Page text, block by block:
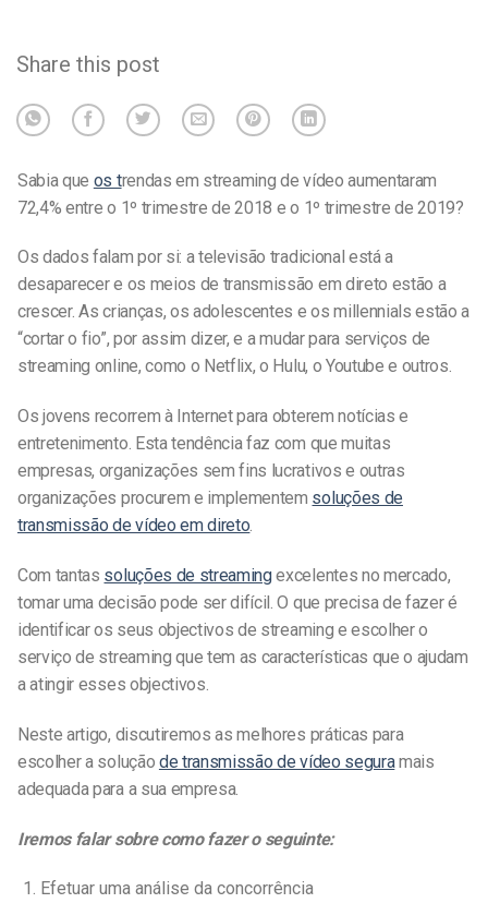
Share this post
Sabia que os trendas em streaming de vídeo aumentaram
72,4% entre o 1º trimestre de 2018 e o 1º trimestre de 2019?
Os dados falam por si: a televisão tradicional está a
desaparecer e os meios de transmissão em direto estão a
crescer. As crianças, os adolescentes e os millennials estão a
“cortar o fio”, por assim dizer, e a mudar para serviços de
streaming online, como o Netflix, o Hulu, o Youtube e outros.
Os jovens recorrem à Internet para obterem notícias e
entretenimento. Esta tendência faz com que muitas
empresas, organizações sem fins lucrativos e outras
organizações procurem e implementem soluções de
transmissão de vídeo em direto.
Com tantas soluções de streamingexcelentes no mercado,
tomar uma decisão pode ser difícil. O que precisa de fazer é
identificar os seus objectivos de streaming e escolher o
serviço de streaming que tem as características que o ajudam
a atingir esses objectivos.
Neste artigo, discutiremos as melhores práticas para
escolher a solução de transmissão de vídeo seguramais
adequada para a sua empresa.
Iremos falar sobre como fazer o seguinte:
Efetuar uma análise da concorrência